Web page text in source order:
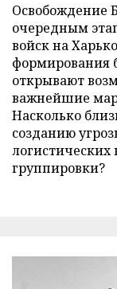
Освобождение
очередным
войск на
формирования
открывают
важнейшие
Насколько
созданию
логистических
группировки?